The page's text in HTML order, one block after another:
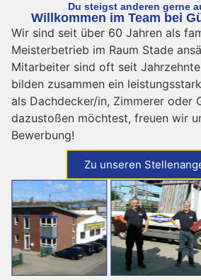
Du steigst anderen gerne
Willkommen im Team bei
Wir sind seit über 60 Jahren als
Meisterbetrieb im Raum Stade
Mitarbeiter sind oft seit
bilden zusammen ein
als Dachdecker/in, Zimmerer oder
dazustoßen möchtest, freuen wir
Bewerbung!
Zu unseren